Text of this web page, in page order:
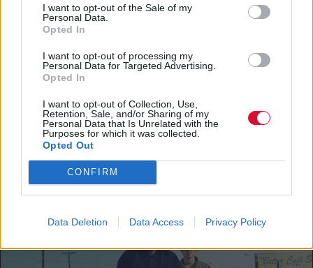
I want to opt-out of the Sale of my
Personal Data.
Opted In
I want to opt-out of processing my
Personal Data for Targeted Advertising.
Opted In
I want to opt-out of Collection, Use,
Retention, Sale, and/or Sharing of my
Personal Data that Is Unrelated with the
Purposes for which it was collected.
Opted Out
CONFIRM
Data Deletion Data Access Privacy Policy
MOVIES & TV SHOWS
ταινίες με ληστείες τραπεζών και
διαμαντιών
Από τον Αλέν Ντελόν μέχρι τον Ντένζελ
Ουάσινγκτον, τον Στάνλεϊ Κιούμπρικ και
τον Σπάικ Λι, έξι...
Μάνος Νομικός